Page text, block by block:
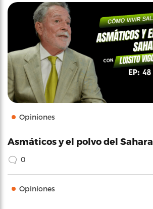
Opiniones
Asmáticos y el polvo del Sahara
0
Opiniones